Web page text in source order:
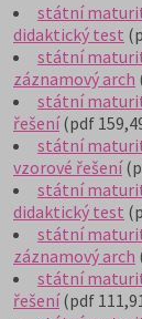
státní
didaktický test
státní
záznamový arch
státní
řešení(pdf
státní
vzorové řešení
státní
didaktický test
státní
záznamový arch
státní
řešení(pdf